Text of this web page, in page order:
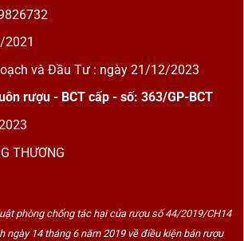
2021
và Đầu Tư : ngày 21/12/2023
rượu - BCT cấp - số: 363/GP-BCT
THƯƠNG
phòng chống tác hại của rượu số 44/2019/CH14
ngày 14 tháng 6 năm 2019 về điều kiện bán rượu